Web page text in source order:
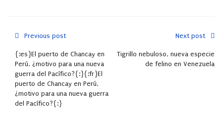
Previous post
{:es}El puerto de Chancay en
Perú, ¿motivo para una nueva
guerra del Pacífico?{:}{:fr}El
puerto de Chancay en Perú,
¿motivo para una nueva guerra
del Pacífico?{:}
Next post
Tigrillo nebuloso, nueva especie
de felino en Venezuela